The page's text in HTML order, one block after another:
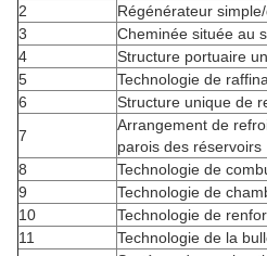
2
Régénérateur
3
Cheminée située au
4
Structure portuaire
5
Technologie de
6
Structure unique de
7
Arrangement de
parois des réservoirs
8
Technologie de
9
Technologie de
10
Technologie de
11
Technologie de la